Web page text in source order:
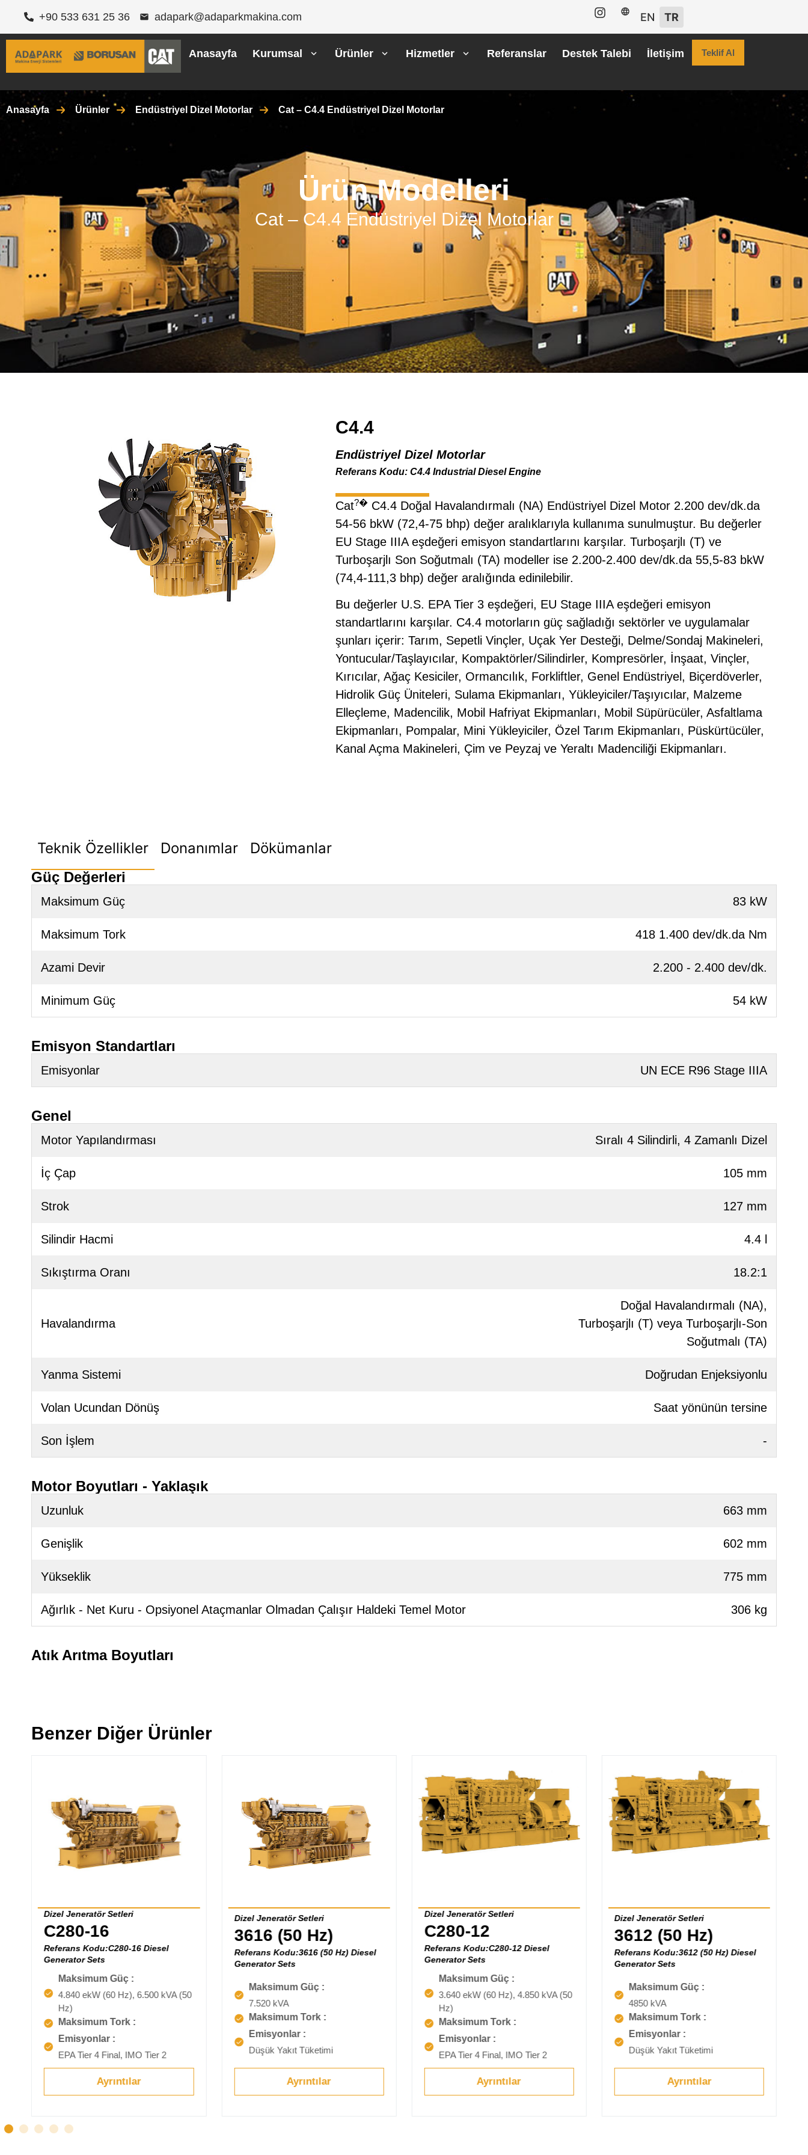
+90 533 631 25 36 adapark@adaparkmakina.com EN TR
Anasayfa Kurumsal Ürünler Hizmetler Referanslar Destek Talebi İletişim Teklif Al
Anasayfa Ürünler Endüstriyel Dizel Motorlar Cat – C4.4 Endüstriyel Dizel Motorlar
Ürün Modelleri
Cat – C4.4 Endüstriyel Dizel Motorlar
C4.4
Endüstriyel Dizel Motorlar
Referans Kodu: C4.4 Industrial Diesel Engine
Cat?� C4.4 Doğal Havalandırmalı (NA) Endüstriyel Dizel Motor 2.200 dev/dk.da
54-56 bkW (72,4-75 bhp) değer aralıklarıyla kullanıma sunulmuştur. Bu değerler
EU Stage IIIA eşdeğeri emisyon standartlarını karşılar. Turboşarjlı (T) ve
Turboşarjlı Son Soğutmalı (TA) modeller ise 2.200-2.400 dev/dk.da 55,5-83 bkW
(74,4-111,3 bhp) değer aralığında edinilebilir.
Bu değerler U.S. EPA Tier 3 eşdeğeri, EU Stage IIIA eşdeğeri emisyon
standartlarını karşılar. C4.4 motorların güç sağladığı sektörler ve uygulamalar
şunları içerir: Tarım, Sepetli Vinçler, Uçak Yer Desteği, Delme/Sondaj Makineleri,
Yontucular/Taşlayıcılar, Kompaktörler/Silindirler, Kompresörler, İnşaat, Vinçler,
Kırıcılar, Ağaç Kesiciler, Ormancılık, Forkliftler, Genel Endüstriyel, Biçerdöverler,
Hidrolik Güç Üniteleri, Sulama Ekipmanları, Yükleyiciler/Taşıyıcılar, Malzeme
Elleçleme, Madencilik, Mobil Hafriyat Ekipmanları, Mobil Süpürücüler, Asfaltlama
Ekipmanları, Pompalar, Mini Yükleyiciler, Özel Tarım Ekipmanları, Püskürtücüler,
Kanal Açma Makineleri, Çim ve Peyzaj ve Yeraltı Madenciliği Ekipmanları.
Teknik Özellikler Donanımlar Dökümanlar
Güç Değerleri
Maksimum Güç 83 kW
Maksimum Tork 418 1.400 dev/dk.da Nm
Azami Devir 2.200 - 2.400 dev/dk.
Minimum Güç 54 kW
Emisyon Standartları
Emisyonlar UN ECE R96 Stage IIIA
Genel
Motor Yapılandırması Sıralı 4 Silindirli, 4 Zamanlı Dizel
İç Çap 105 mm
Strok 127 mm
Silindir Hacmi 4.4 l
Sıkıştırma Oranı 18.2:1
Havalandırma
Doğal Havalandırmalı (NA),
Turboşarjlı (T) veya Turboşarjlı-Son
Soğutmalı (TA)
Yanma Sistemi Doğrudan Enjeksiyonlu
Volan Ucundan Dönüş Saat yönünün tersine
Son İşlem -
Motor Boyutları - Yaklaşık
Uzunluk 663 mm
Genişlik 602 mm
Yükseklik 775 mm
Ağırlık - Net Kuru - Opsiyonel Ataçmanlar Olmadan Çalışır Haldeki Temel Motor 306 kg
Atık Arıtma Boyutları
Benzer Diğer Ürünler
Dizel Jeneratör Setleri
C280-16
Referans Kodu:C280-16 Diesel
Generator Sets
Maksimum Güç :
4.840 ekW (60 Hz), 6.500 kVA (50
Hz)
Maksimum Tork :
Emisyonlar :
EPA Tier 4 Final, IMO Tier 2
Ayrıntılar
Dizel Jeneratör Setleri
3616 (50 Hz)
Referans Kodu:3616 (50 Hz) Diesel
Generator Sets
Maksimum Güç :
7.520 kVA
Maksimum Tork :
Emisyonlar :
Düşük Yakıt Tüketimi
Ayrıntılar
Dizel Jeneratör Setleri
C280-12
Referans Kodu:C280-12 Diesel
Generator Sets
Maksimum Güç :
3.640 ekW (60 Hz), 4.850 kVA (50
Hz)
Maksimum Tork :
Emisyonlar :
EPA Tier 4 Final, IMO Tier 2
Ayrıntılar
Dizel Jeneratör Setleri
3612 (50 Hz)
Referans Kodu:3612 (50 Hz) Diesel
Generator Sets
Maksimum Güç :
4850 kVA
Maksimum Tork :
Emisyonlar :
Düşük Yakıt Tüketimi
Ayrıntılar